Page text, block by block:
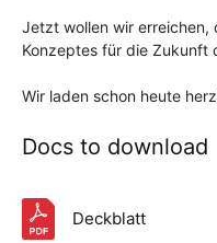
Jetzt wollen wir erreichen,
Konzeptes für die Zukunft
Wir laden schon heute
Docs to download
Deckblatt